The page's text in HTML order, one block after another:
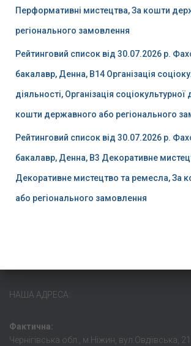
Перформативні мистецтва, За кошти
регіонального замовлення
Рейтинговий список від 30.07.2026 р.
бакалавр, Денна, B14 Організація
діяльності, Організація соціокультурної
кошти державного або регіонального
Рейтинговий список від 30.07.2026 р.
бакалавр, Денна, B3 Декоративне
Декоративне мистецтво та ремесла, За
або регіонального замовлення
НАША АДРЕСА:
Фактична:
Чернігівська обл., м.Ніжин, вул.Овдіївська,